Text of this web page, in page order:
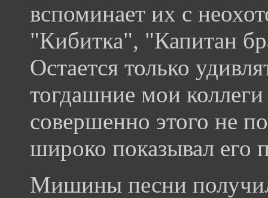
вспоминает их с
"Кибитка", "Капитан
Остается только
тогдашние мои
совершенно этого не
широко показывал его
Мишины песни